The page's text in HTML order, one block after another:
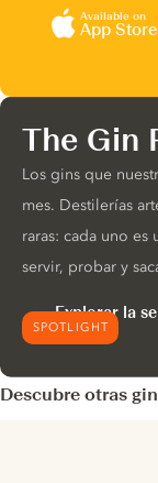
Available on
App Store
SPOTLIGHT
The Gin
Los gins que
mes. Destilerías
raras: cada uno es
servir, probar y
Explorar la
Descubre otras